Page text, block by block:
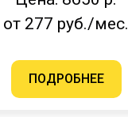
от 277 руб./мес.
ПОДРОБНЕЕ